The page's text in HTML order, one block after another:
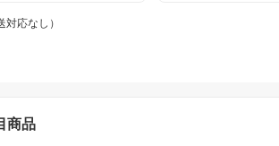
応なし）
商品